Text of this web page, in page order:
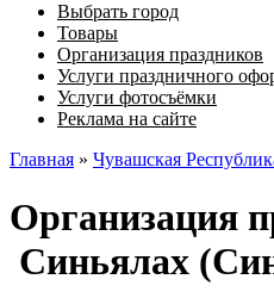
Выбрать город
Товары
Организация праздников
Услуги праздничного
Услуги фотосъёмки
Реклама на сайте
Главная » Чувашская
Организация
Синьялах